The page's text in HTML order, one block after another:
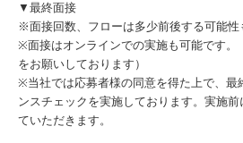
▼最終面接
※面接回数、フローは多少前後する可能性
※面接はオンラインでの実施も可能です。
をお願いしております）
※当社では応募者様の同意を得た上で、最
ンスチェックを実施しております。実施
ていただきます。